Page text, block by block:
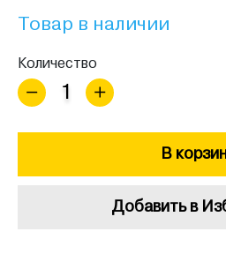
Товар в наличии
Количество
В
Добавить в